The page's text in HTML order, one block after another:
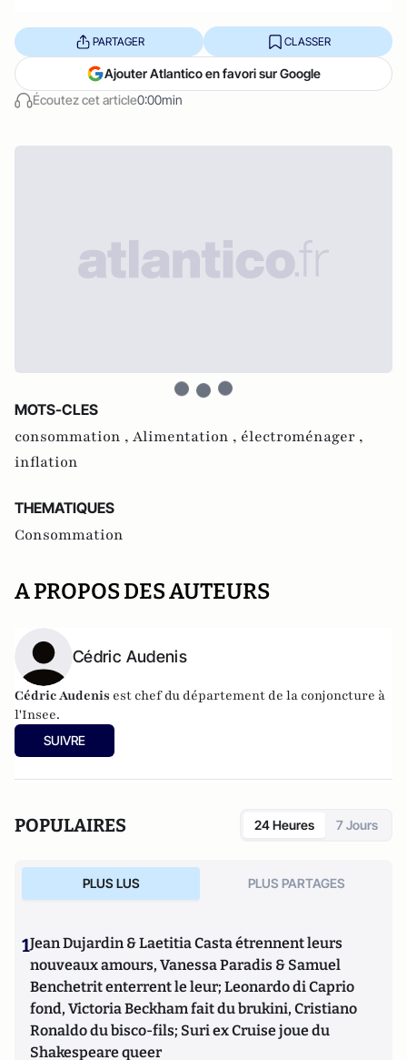
Écoutez cet article0:00min
PARTAGER CLASSER
Ajouter Atlantico en favori sur Google
MOTS-CLES
consommation , Alimentation , électroménager ,
inflation
THEMATIQUES
Consommation
A PROPOS DES AUTEURS
Cédric Audenis
Cédric Audenis est chef du département de la conjoncture à
l'Insee.
SUIVRE
POPULAIRES 24 Heures 7 Jours
PLUS LUS PLUS PARTAGES
1Jean Dujardin & Laetitia Casta étrennent leurs
nouveaux amours, Vanessa Paradis & Samuel
Benchetrit enterrent le leur; Leonardo di Caprio
fond, Victoria Beckham fait du brukini, Cristiano
Ronaldo du bisco-fils; Suri ex Cruise joue du
Shakespeare queer